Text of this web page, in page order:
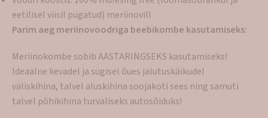
eetilisel viisil pügatud) meriinovill
Parim aeg meriinovoodriga beebikombe kasutamiseks:
Meriinokombe sobib AASTARINGSEKS kasutamiseks!
Ideaalne kevadel ja sügisel õues jalutuskäikudel
väliskihina, talvel aluskihina soojakoti sees ning samuti
talvel põhikihina turvaliseks autosõiduks!